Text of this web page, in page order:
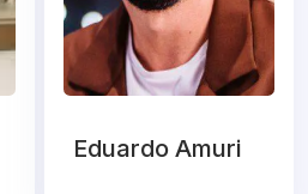
Eduardo Amuri